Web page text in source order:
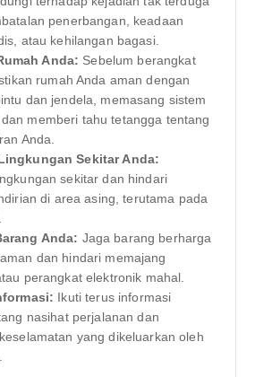
penerbangan, keadaan
atau kehilangan bagasi.
Anda: Sebelum berangkat
rumah Anda aman dengan
dan jendela, memasang sistem
memberi tahu tetangga tentang
Anda.
Sekitar Anda:
sekitar dan hindari
di area asing, terutama pada
Anda: Jaga barang berharga
dan hindari memajang
perangkat elektronik mahal.
Ikuti terus informasi
nasihat perjalanan dan
yang dikeluarkan oleh